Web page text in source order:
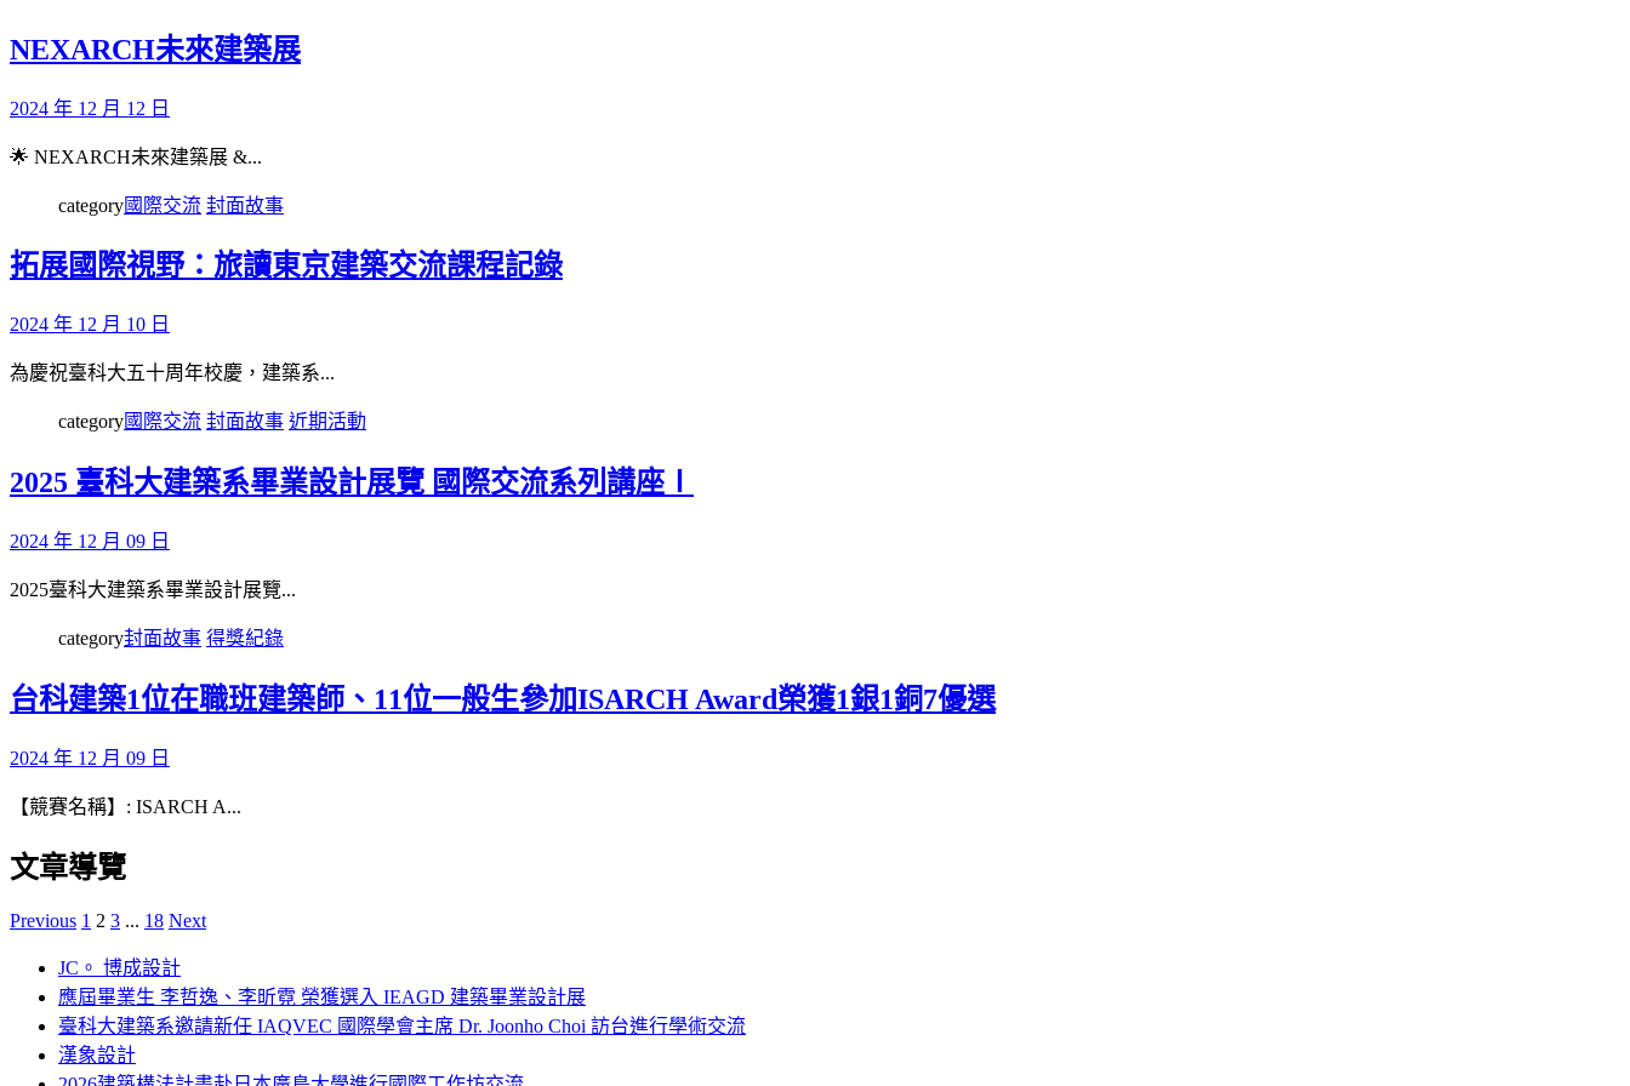
NEXARCH未來建築展
2024 年 12 月 12 日
🌟 NEXARCH未來建築展 &...
category國際交流 封面故事
拓展國際視野：旅讀東京建築交流課程記錄
2024 年 12 月 10 日
為慶祝臺科大五十周年校慶，建築系...
category國際交流 封面故事 近期活動
2025 臺科大建築系畢業設計展覽 國際交流系列講座Ⅰ
2024 年 12 月 09 日
2025臺科大建築系畢業設計展覽...
category封面故事 得獎紀錄
台科建築1位在職班建築師、11位一般生參加ISARCH Award榮獲1銀1銅7優選
2024 年 12 月 09 日
【競賽名稱】: ISARCH A...
文章導覽
Previous 1 2 3 ... 18 Next
JC。 博成設計
應屆畢業生 李哲逸、李昕霓 榮獲選入 IEAGD 建築畢業設計展
臺科大建築系邀請新任 IAQVEC 國際學會主席 Dr. Joonho Choi 訪台進行學術交流
漢象設計